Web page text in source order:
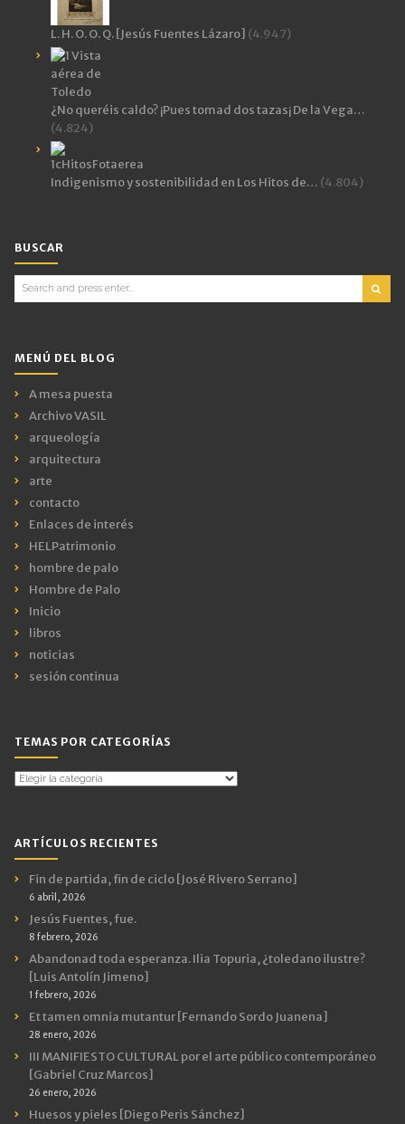
L. H. O. O. Q. [Jesús Fuentes Lázaro] (4.947)
¿No queréis caldo? ¡Pues tomad dos tazas¡ De la Vega…
(4.824)
Indigenismo y sostenibilidad en Los Hitos de… (4.804)
BUSCAR
Search
for:
MENÚ DEL BLOG
A mesa puesta
Archivo VASIL
arqueología
arquitectura
arte
contacto
Enlaces de interés
HELPatrimonio
hombre de palo
Hombre de Palo
Inicio
libros
noticias
sesión continua
TEMAS POR CATEGORÍAS
Temas
ARTÍCULOS RECIENTES
Fin de partida, fin de ciclo [José Rivero Serrano]
6 abril, 2026
Jesús Fuentes, fue.
8 febrero, 2026
Abandonad toda esperanza. Ilia Topuria, ¿toledano ilustre?
[Luis Antolín Jimeno]
1 febrero, 2026
Et tamen omnia mutantur [Fernando Sordo Juanena]
28 enero, 2026
III MANIFIESTO CULTURAL por el arte público contemporáneo
[Gabriel Cruz Marcos]
26 enero, 2026
Huesos y pieles [Diego Peris Sánchez]